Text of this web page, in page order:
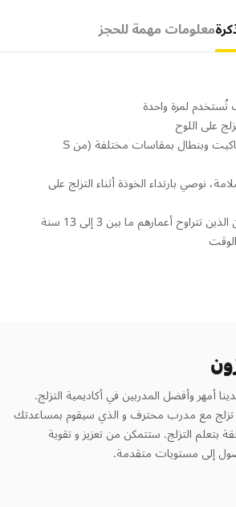
معلومات مهمة للحجز
تُستخدم لمرة واحدة
على اللوح
الملابس الشتوية،جاكيت وبنطال بمقاسات مختلفة (من S
نوصي بارتداء الخوذة أثناء التزلج على
يجب على المتزلجين الذين تتراوح أعمارهم ما بين 3 إلى 13 سنة
أمهر وأفضل المدربين في أكاديمية التزلج.
مع مدرب محترف و الذي سيقوم بمساعدتك
بتعلم التزلج. ستتمكن من تعزيز و تقوية
إلى مستويات متقدمة.